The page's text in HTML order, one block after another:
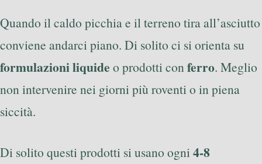
Quando il caldo picchia e il terreno tira all’asciutto
conviene andarci piano. Di solito ci si orienta su
formulazioni liquide o prodotti con ferro. Meglio
non intervenire nei giorni più roventi o in piena
siccità.
Di solito questi prodotti si usano ogni4-8